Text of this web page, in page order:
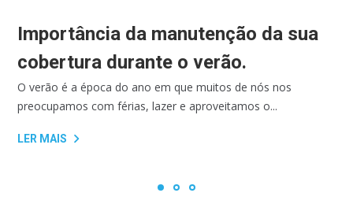
Importância da manutenção da sua
cobertura durante o verão.
O verão é a época do ano em que muitos de nós nos
preocupamos com férias, lazer e aproveitamos o...
LER MAIS